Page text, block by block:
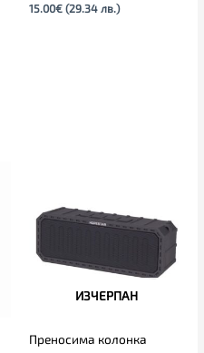
15.00€ (29.34 лв.)
ИЗЧЕРПАН
Преносима колонка